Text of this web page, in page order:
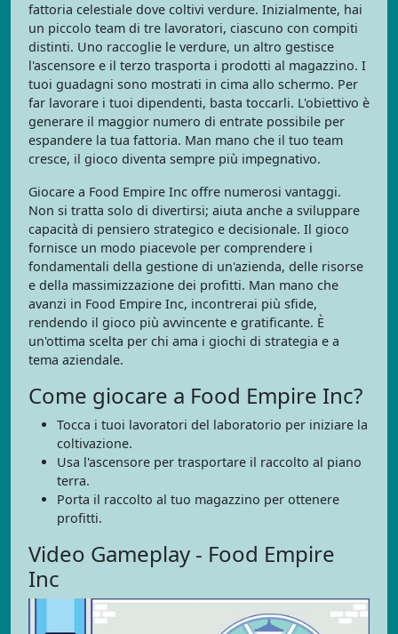
fattoria celestiale dove coltivi verdure. Inizialmente, hai
un piccolo team di tre lavoratori, ciascuno con compiti
distinti. Uno raccoglie le verdure, un altro gestisce
l'ascensore e il terzo trasporta i prodotti al magazzino. I
tuoi guadagni sono mostrati in cima allo schermo. Per
far lavorare i tuoi dipendenti, basta toccarli. L'obiettivo è
generare il maggior numero di entrate possibile per
espandere la tua fattoria. Man mano che il tuo team
cresce, il gioco diventa sempre più impegnativo.
Giocare a Food Empire Inc offre numerosi vantaggi.
Non si tratta solo di divertirsi; aiuta anche a sviluppare
capacità di pensiero strategico e decisionale. Il gioco
fornisce un modo piacevole per comprendere i
fondamentali della gestione di un'azienda, delle risorse
e della massimizzazione dei profitti. Man mano che
avanzi in Food Empire Inc, incontrerai più sfide,
rendendo il gioco più avvincente e gratificante. È
un'ottima scelta per chi ama i giochi di strategia e a
tema aziendale.
Come giocare a Food Empire Inc?
Tocca i tuoi lavoratori del laboratorio per iniziare la
coltivazione.
Usa l'ascensore per trasportare il raccolto al piano
terra.
Porta il raccolto al tuo magazzino per ottenere
profitti.
Video Gameplay - Food Empire
Inc